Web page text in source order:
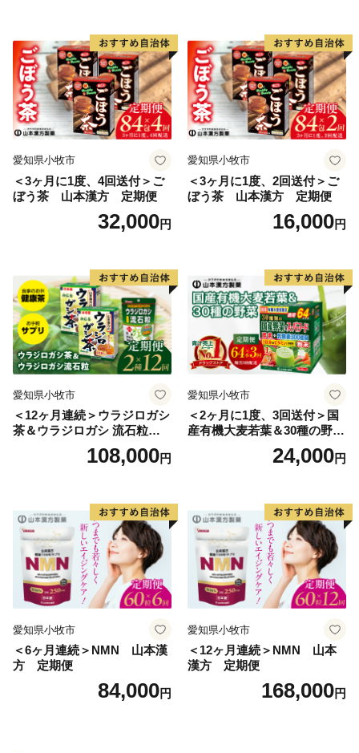
愛知県小牧市
＜3ヶ月に1度、4回送付＞ご
ぼう茶 山本漢方 定期便
32,000円
愛知県小牧市
＜3ヶ月に1度、2回送付＞ご
ぼう茶 山本漢方 定期便
16,000円
愛知県小牧市
＜12ヶ月連続＞ウラジロガシ
茶＆ウラジロガシ 流石粒
山本漢方 定期便108,000円
愛知県小牧市
＜2ヶ月に1度、3回送付＞国
産有機大麦若葉＆30種の野
菜 山本漢方 定期便
24,000円
愛知県小牧市
＜6ヶ月連続＞NMN 山本漢
方 定期便
84,000円
愛知県小牧市
＜12ヶ月連続＞NMN 山本
漢方 定期便
168,000円